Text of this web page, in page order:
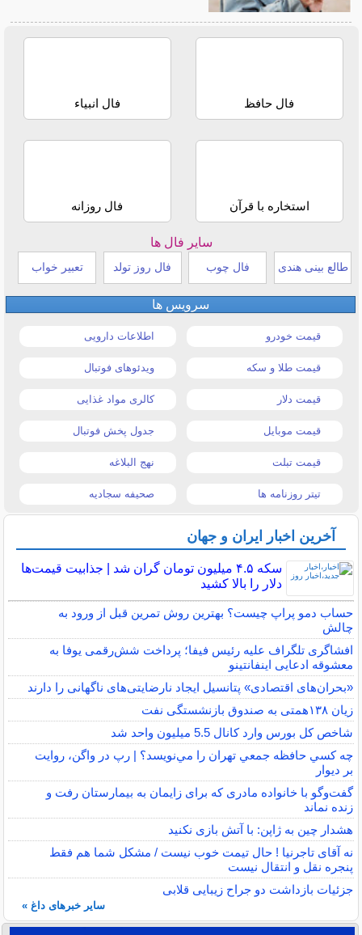
فال حافظ فال انبیاء
استخاره با قرآن فال روزانه
سایر فال ها
طالع بینی هندی فال چوب فال روز تولد تعبیر خواب
سرویس ها
قیمت خودرو اطلاعات دارویی
قیمت طلا و سکه ویدئوهای فوتبال
قیمت دلار کالری مواد غذایی
قیمت موبایل جدول پخش فوتبال
قیمت تبلت نهج البلاغه
تیتر روزنامه ها صحیفه سجادیه
آخرین اخبار ایران و جهان
سکه ۴.۵ میلیون تومان گران شد | جذابیت قیمت‌ها
دلار را بالا کشید
حساب دمو پراپ چیست؟ بهترین روش تمرین قبل از ورود به
چالش
افشاگری تلگراف علیه رئیس فیفا؛ پرداخت شش‌رقمی یوفا به
معشوقه ادعایی اینفانتینو
«بحران‌های اقتصادی» پتانسیل ایجاد نارضایتی‌های ناگهانی را دارند
زیان ۱۳۸همتی به صندوق بازنشستگی نفت
شاخص کل بورس وارد کانال 5.5 میلیون واحد شد
چه كسي حافظه جمعي تهران را مي‌نويسد؟ | رپ در واگن، روايت
بر ديوار
گفت‌وگو با خانواده مادری که برای زایمان به بیمارستان رفت و
زنده نماند
هشدار چین به ژاپن: با آتش بازی نکنید
نه آقای تاجرنیا ! حال تیمت خوب نیست / مشکل شما هم فقط
پنجره نقل و انتقال نیست
جزئیات بازداشت دو جراح زیبایی قلابی
سایر خبرهای داغ »